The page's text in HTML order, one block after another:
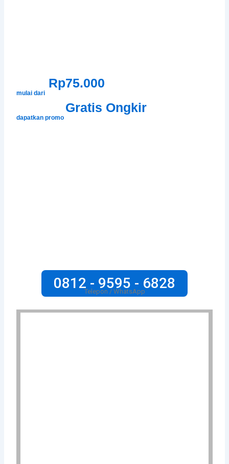
mulai dari
Rp75.000
dapatkan promo
Gratis Ongkir
0812 - 9595 - 6828
Telepon / WhatsApp